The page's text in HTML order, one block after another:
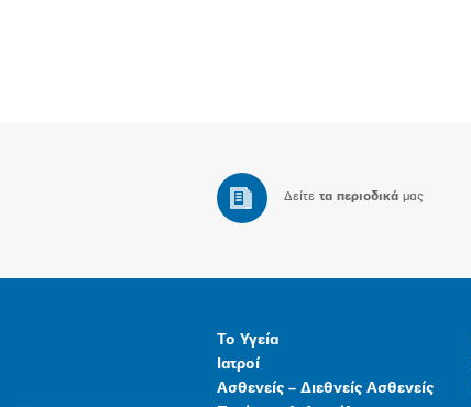
Δείτε τα περιοδικά μας
Το Υγεία
Ιατροί
Ασθενείς – Διεθνείς Ασθενείς